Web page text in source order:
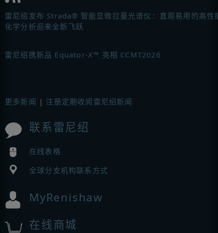
雷尼绍发布 Strada® 智能显微拉曼光谱仪：直观易用的高性
化学分析迎来全新飞跃
雷尼绍携新品 Equator-X™ 亮相 CCMT2026
更多新闻 | 注册定期收阅雷尼绍新闻
联系雷尼绍
在线表格
全球分支机构联系方式
MyRenishaw
在线商城